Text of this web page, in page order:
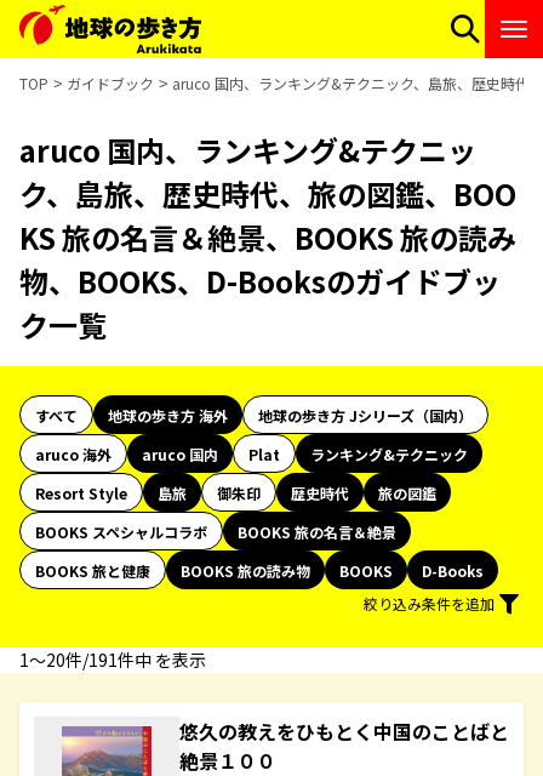
TOP ガイドブック aruco 国内、ランキング&テクニック、島旅、歴史時代
aruco 国内、ランキング&テクニッ
ク、島旅、歴史時代、旅の図鑑、BOO
KS 旅の名言＆絶景、BOOKS 旅の読み
物、BOOKS、D-Booksのガイドブッ
ク一覧
すべて 地球の歩き方 海外
地球の歩き方 Jシリーズ（国内）
aruco 海外
aruco 国内 Plat
ランキング&テクニック
Resort Style
島旅 御朱印 歴史時代
旅の図鑑
BOOKS スペシャルコラボ
BOOKS 旅の名言＆絶景
BOOKS 旅と健康
BOOKS 旅の読み物 BOOKS
D-Books
絞り込み条件を追加
1〜20件/191件中 を表示
悠久の教えをひもとく中国のことばと
絶景１００